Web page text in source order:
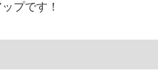
プです！